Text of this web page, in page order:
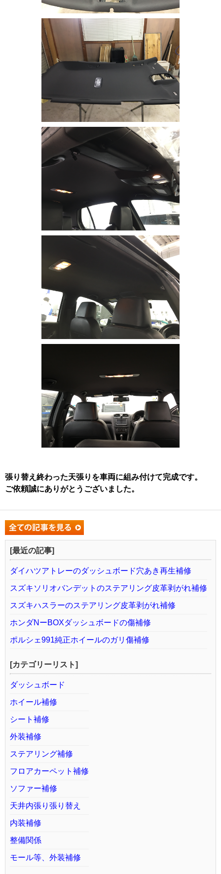
張り替え終わった天張りを車両に組み付けて完成です。
ご依頼誠にありがとうございました。
[最近の記事]
ダイハツアトレーのダッシュボード穴あき再生補修
スズキソリオバンデットのステアリング皮革剥がれ補修
スズキハスラーのステアリング皮革剥がれ補修
ホンダNーBOXダッシュボードの傷補修
ポルシェ991純正ホイールのガリ傷補修
[カテゴリーリスト]
ダッシュボード
ホイール補修
シート補修
外装補修
ステアリング補修
フロアカーペット補修
ソファー補修
天井内張り張り替え
内装補修
整備関係
モール等、外装補修